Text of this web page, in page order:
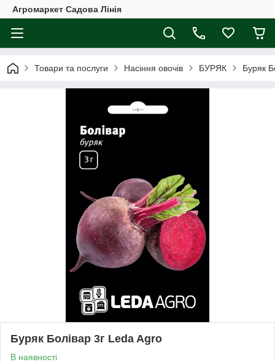
Агромаркет Садова Лінія
Товари та послуги Насіння овочів БУРЯК Буряк
Буряк Болівар 3г Leda Agro
В наявності